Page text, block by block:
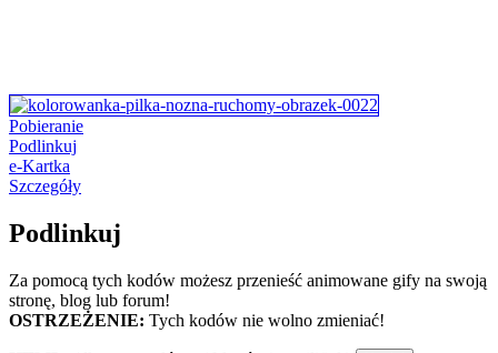
Pobieranie
Podlinkuj
e-Kartka
Szczegóły
Podlinkuj
Za pomocą tych kodów możesz przenieść animowane gify na swoją
stronę, blog lub forum!
OSTRZEŻENIE: Tych kodów nie wolno zmieniać!